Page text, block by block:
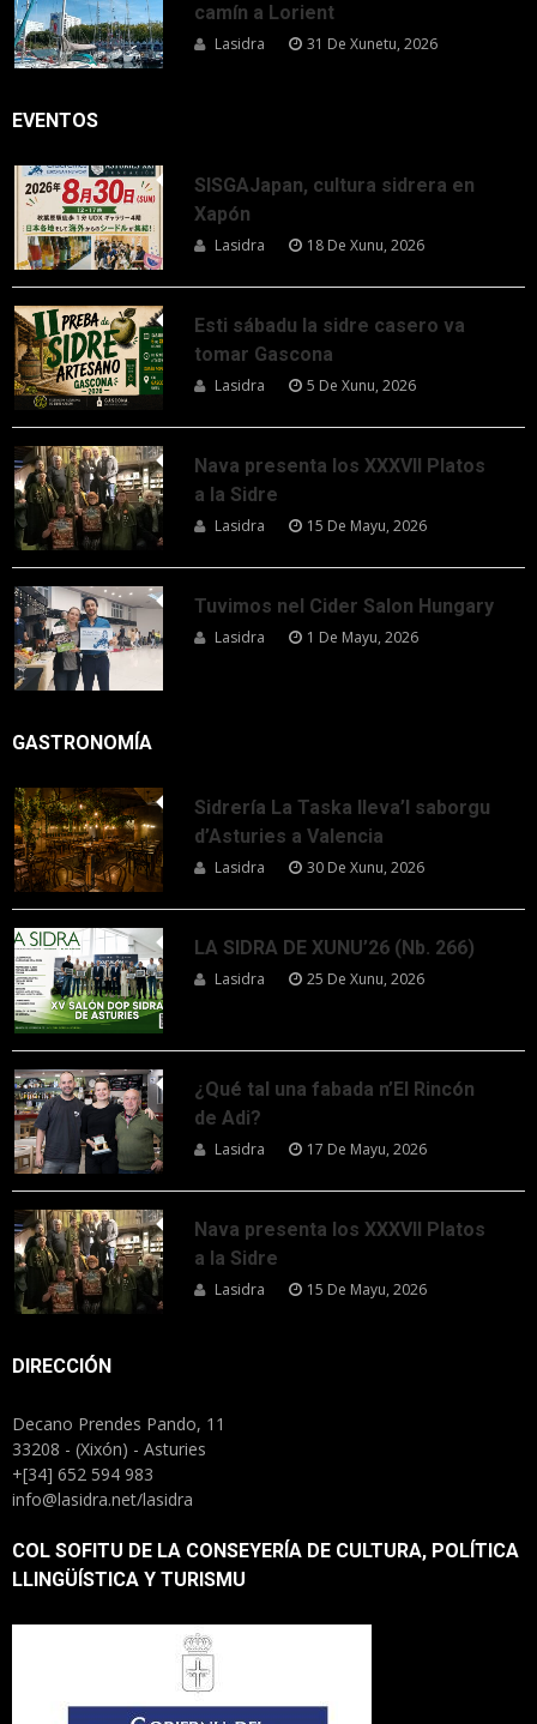
camín a Lorient
Lasidra 31 De Xunetu, 2026
EVENTOS
SISGAJapan, cultura sidrera en
Xapón
Lasidra 18 De Xunu, 2026
Esti sábadu la sidre casero va
tomar Gascona
Lasidra 5 De Xunu, 2026
Nava presenta los XXXVII Platos
a la Sidre
Lasidra 15 De Mayu, 2026
Tuvimos nel Cider Salon Hungary
Lasidra 1 De Mayu, 2026
GASTRONOMÍA
Sidrería La Taska lleva’l saborgu
d’Asturies a Valencia
Lasidra 30 De Xunu, 2026
LA SIDRA DE XUNU’26 (Nb. 266)
Lasidra 25 De Xunu, 2026
¿Qué tal una fabada n’El Rincón
de Adi?
Lasidra 17 De Mayu, 2026
Nava presenta los XXXVII Platos
a la Sidre
Lasidra 15 De Mayu, 2026
DIRECCIÓN
Decano Prendes Pando, 11
33208 - (Xixón) - Asturies
+[34] 652 594 983
info@lasidra.net/lasidra
COL SOFITU DE LA CONSEYERÍA DE CULTURA, POLÍTICA
LLINGÜÍSTICA Y TURISMU